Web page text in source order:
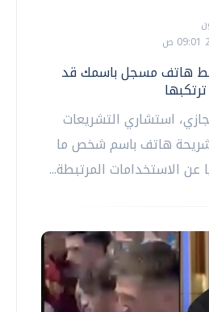
هاتف مسجل باسمك قد
استشاري التشريعات
شريحة هاتف باسم شخص ما
عن الاستخدامات المرتبطة...